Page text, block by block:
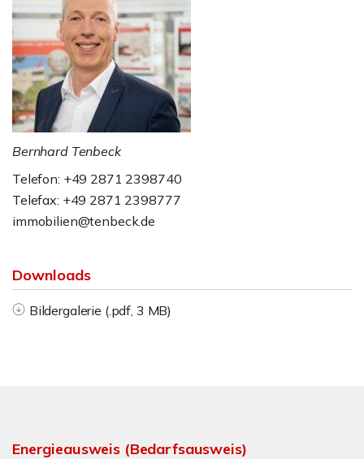
Bernhard Tenbeck
Telefon: +49 2871 2398740
Telefax: +49 2871 2398777
immobilien@tenbeck.de
Downloads
Bildergalerie (.pdf, 3 MB)
Energieausweis (Bedarfsausweis)